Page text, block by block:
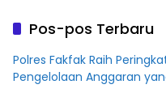
Pos-pos Terbaru
Polres Fakfak Raih
Pengelolaan Anggaran